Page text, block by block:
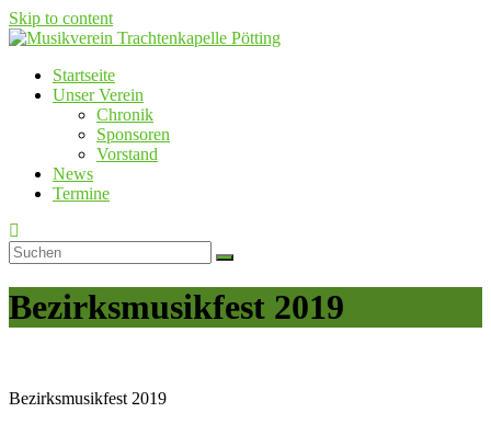
Skip to content
Musikverein Trachtenkapelle Pötting
Startseite
Unser Verein
Chronik
Sponsoren
Vorstand
News
Termine
Bezirksmusikfest 2019
Bezirksmusikfest 2019